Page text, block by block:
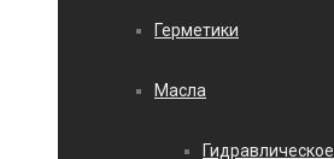
Герметики
Масла
Гидравлическое